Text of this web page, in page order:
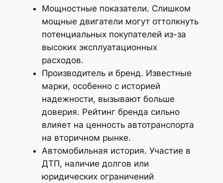
Мощностные показатели. Слишком
мощные двигатели могут оттолкнуть
потенциальных покупателей из-за
высоких эксплуатационных
расходов.
Производитель и бренд. Известные
марки, особенно с историей
надежности, вызывают больше
доверия. Рейтинг бренда сильно
влияет на ценность автотранспорта
на вторичном рынке.
Автомобильная история. Участие в
ДТП, наличие долгов или
юридических ограничений